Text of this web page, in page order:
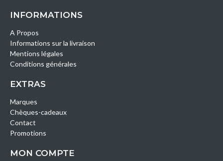
INFORMATIONS
A Propos
Informations sur la livraison
Mentions légales
Conditions générales
EXTRAS
Marques
Chèques-cadeaux
Contact
Promotions
MON COMPTE